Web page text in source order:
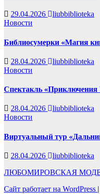
29.04.2026
liubbiblioteka
Новости
Библиосумерки «Магия
28.04.2026
liubbiblioteka
Новости
Спектакль «Приключения
28.04.2026
liubbiblioteka
Новости
Виртуальный тур
28.04.2026
liubbiblioteka
ЛЮБОМИРОВСКАЯ
Сайт работает на WordPress |